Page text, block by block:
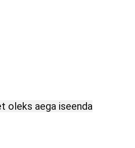
oleks aega iseenda